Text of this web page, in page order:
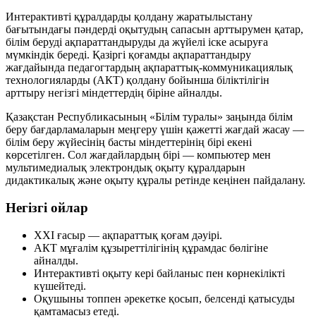
Интерактивті құралдарды қолдану жаратылыстану
бағытындағы пәндерді оқытудың сапасын арттырумен қатар,
білім беруді ақпараттандыруды да жүйелі іске асыруға
мүмкіндік береді. Қазіргі қоғамды ақпараттандыру
жағдайында педагогтардың ақпараттық-коммуникациялық
технологияларды (АКТ) қолдану бойынша біліктілігін
арттыру негізгі міндеттердің біріне айналды.
Қазақстан Республикасының «Білім туралы» заңында білім
беру бағдарламаларын меңгеру үшін қажетті жағдай жасау —
білім беру жүйесінің басты міндеттерінің бірі екені
көрсетілген. Сол жағдайлардың бірі — компьютер мен
мультимедиалық электрондық оқыту құралдарын
дидактикалық және оқыту құралы ретінде кеңінен пайдалану.
Негізгі ойлар
ХХІ ғасыр — ақпараттық қоғам дәуірі.
АКТ мұғалім құзыреттілігінің құрамдас бөлігіне
айналды.
Интерактивті оқыту кері байланыс пен көрнекілікті
күшейтеді.
Оқушыны топпен әрекетке қосып, белсенді қатысуды
қамтамасыз етеді.